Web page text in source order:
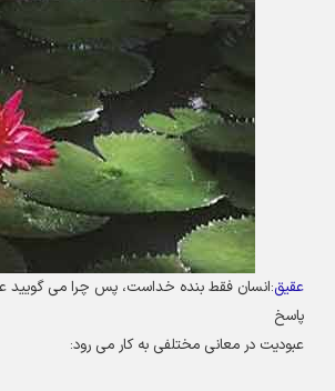
عقیق:انسان فقط بنده خداست، پس چرا مى‏ گوييد
پاسخ‏
عبوديت در معانى مختلفى به كار مى‏ رود: